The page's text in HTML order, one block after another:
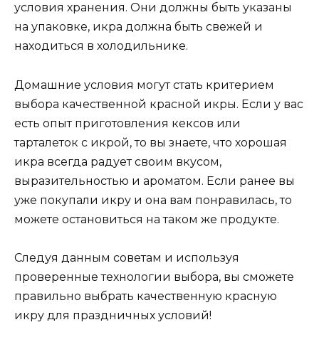
условия хранения. Они должны быть указаны
на упаковке, икра должна быть свежей и
находиться в холодильнике.
Домашние условия могут стать критерием
выбора качественной красной икры. Если у вас
есть опыт приготовления кексов или
тарталеток с икрой, то вы знаете, что хорошая
икра всегда радует своим вкусом,
выразительностью и ароматом. Если ранее вы
уже покупали икру и она вам понравилась, то
можете остановиться на таком же продукте.
Следуя данным советам и используя
проверенные технологии выбора, вы сможете
правильно выбрать качественную красную
икру для праздничных условий!